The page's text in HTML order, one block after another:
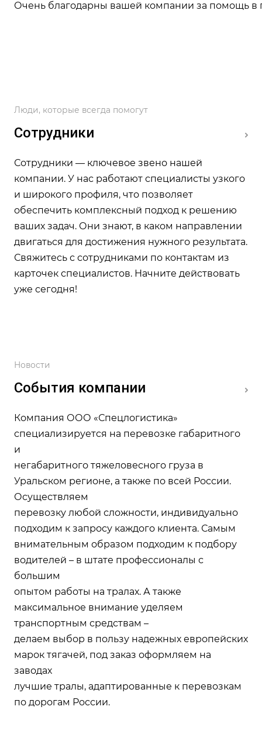
Очень благодарны вашей компании за помощь в
Люди, которые всегда помогут
Сотрудники
Сотрудники — ключевое звено нашей
компании. У нас работают специалисты узкого
и широкого профиля, что позволяет
обеспечить комплексный подход к решению
ваших задач. Они знают, в каком направлении
двигаться для достижения нужного результата.
Свяжитесь с сотрудниками по контактам из
карточек специалистов. Начните действовать
уже сегодня!
отдела
логистики
Денис
Булыгин
отдела
логистики
Бокарев
Анатолий
отдела
логистики
Сергей
Зюзев
отдела
логистики
Кремлев
Александр
Новости
События компании
Компания ООО «Спецлогистика»
специализируется на перевозке габаритного
и
негабаритного тяжеловесного груза в
Уральском регионе, а также по всей России.
Осуществляем
перевозку любой сложности, индивидуально
подходим к запросу каждого клиента. Самым
внимательным образом подходим к подбору
водителей – в штате профессионалы с
большим
опытом работы на тралах. А также
максимальное внимание уделяем
транспортным средствам –
делаем выбор в пользу надежных европейских
марок тягачей, под заказ оформляем на
заводах
лучшие тралы, адаптированные к перевозкам
по дорогам России.